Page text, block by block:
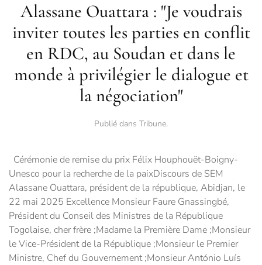
Alassane Ouattara : "Je voudrais
inviter toutes les parties en conflit
en RDC, au Soudan et dans le
monde à privilégier le dialogue et
la négociation"
Publié dans Tribune.
Cérémonie de remise du prix Félix Houphouët-Boigny-
Unesco pour la recherche de la paixDiscours de SEM
Alassane Ouattara, président de la république, Abidjan, le
22 mai 2025 Excellence Monsieur Faure Gnassingbé,
Président du Conseil des Ministres de la République
Togolaise, cher frère ;Madame la Première Dame ;Monsieur
le Vice-Président de la République ;Monsieur le Premier
Ministre, Chef du Gouvernement ;Monsieur António Luís